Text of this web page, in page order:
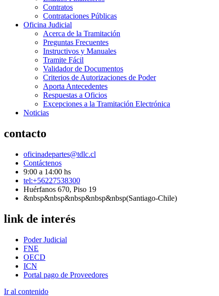
Contratos
Contrataciones Públicas
Oficina Judicial
Acerca de la Tramitación
Preguntas Frecuentes
Instructivos y Manuales
Tramite Fácil
Validador de Documentos
Criterios de Autorizaciones de Poder
Aporta Antecedentes
Respuestas a Oficios
Excepciones a la Tramitación Electrónica
Noticias
contacto
oficinadepartes@tdlc.cl
Contáctenos
9:00 a 14:00 hs
tel:+56227538300
Huérfanos 670, Piso 19
&nbsp&nbsp&nbsp&nbsp&nbsp(Santiago-Chile)
link de interés
Poder Judicial
FNE
OECD
ICN
Portal pago de Proveedores
Ir al contenido